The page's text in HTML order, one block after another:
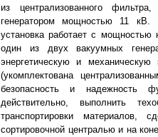
из централизованного
генератором мощностью 11 кВ.
установка работает с
один из двух вакуумных
энергетическую и механическую
(укомплектована
безопасность и надежность
действительно, выполнить
транспортировки
сортировочной централью и на